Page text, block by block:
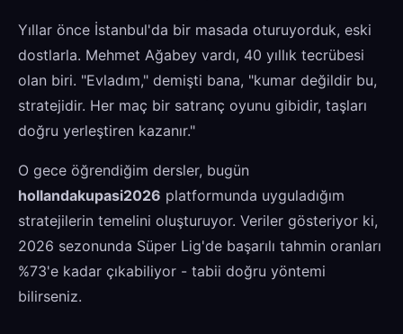
Yıllar önce İstanbul'da bir masada oturuyorduk, eski
dostlarla. Mehmet Ağabey vardı, 40 yıllık tecrübesi
olan biri. "Evladım," demişti bana, "kumar değildir bu,
stratejidir. Her maç bir satranç oyunu gibidir, taşları
doğru yerleştiren kazanır."
O gece öğrendiğim dersler, bugün
hollandakupasi2026 platformunda uyguladığım
stratejilerin temelini oluşturuyor. Veriler gösteriyor ki,
2026 sezonunda Süper Lig'de başarılı tahmin oranları
%73'e kadar çıkabiliyor - tabii doğru yöntemi
bilirseniz.